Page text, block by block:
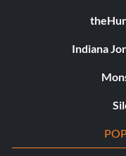
Indiana